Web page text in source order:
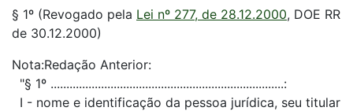
§ 1º (Revogado pela Lei nº 277, de 28.12.2000, DOE RR
de 30.12.2000)
Nota:Redação Anterior:
"§ 1º ..........................................................................:
I - nome e identificação da pessoa jurídica, seu titular